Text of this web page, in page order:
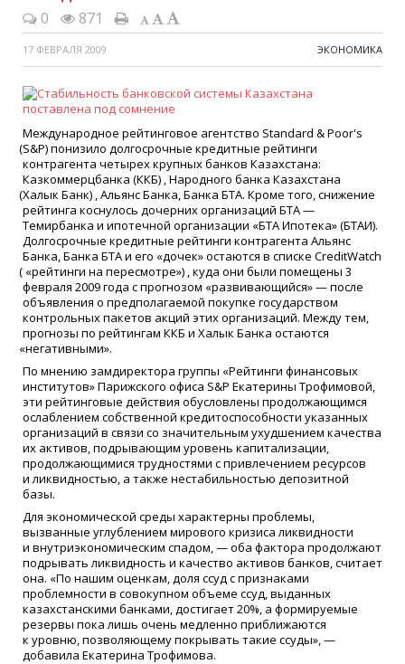
0 871
17 ФЕВРАЛЯ 2009 ЭКОНОМИКА
Международное рейтинговое агентство Standard & Poor's
(S&P) понизило долгосрочные кредитные рейтинги
контрагента четырех крупных банков Казахстана:
Казкоммерцбанка (ККБ) , Народного банка Казахстана
(Халык Банк) , Альянс Банка, Банка БТА. Кроме того, снижение
рейтинга коснулось дочерних организаций БТА —
Темирбанка и ипотечной организации «БТА Ипотека»(БТАИ).
Долгосрочные кредитные рейтинги контрагента Альянс
Банка, Банка БТА и его «дочек» остаются в списке CreditWatch
( «рейтинги на пересмотре») , куда они были помещены 3
февраля 2009 года с прогнозом «развивающийся» — после
объявления о предполагаемой покупке государством
контрольных пакетов акций этих организаций. Между тем,
прогнозы по рейтингам ККБ и Халык Банка остаются
«негативными».
По мнению замдиректора группы «Рейтинги финансовых
институтов» Парижского офиса S&P Екатерины Трофимовой,
эти рейтинговые действия обусловлены продолжающимся
ослаблением собственной кредитоспособности указанных
организаций в связи со значительным ухудшением качества
их активов, подрывающим уровень капитализации,
продолжающимися трудностями с привлечением ресурсов
и ликвидностью, а также нестабильностью депозитной
базы.
Для экономической среды характерны проблемы,
вызванные углублением мирового кризиса ликвидности
и внутриэкономическим спадом, — оба фактора продолжают
подрывать ликвидность и качество активов банков, считает
она. «По нашим оценкам, доля ссуд с признаками
проблемности в совокупном объеме ссуд, выданных
казахстанскими банками, достигает 20%, а формируемые
резервы пока лишь очень медленно приближаются
к уровню, позволяющему покрывать такие ссуды», —
добавила Екатерина Трофимова.